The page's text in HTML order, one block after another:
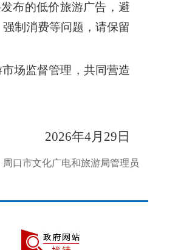
布的低价旅游广告，避
制消费等问题，请保留
场监督管理，共同营造
2026年4月29日
周口市文化广电和旅游局管理员